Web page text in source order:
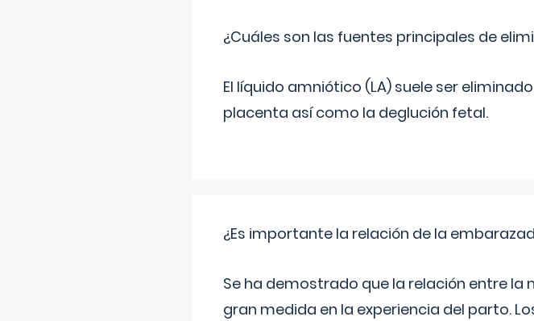
¿Cuáles son las fuentes principales de
El líquido amniótico (LA) suele ser
placenta así como la deglución fetal.
¿Es importante la relación de la
Se ha demostrado que la relación entre la
gran medida en la experiencia del parto.